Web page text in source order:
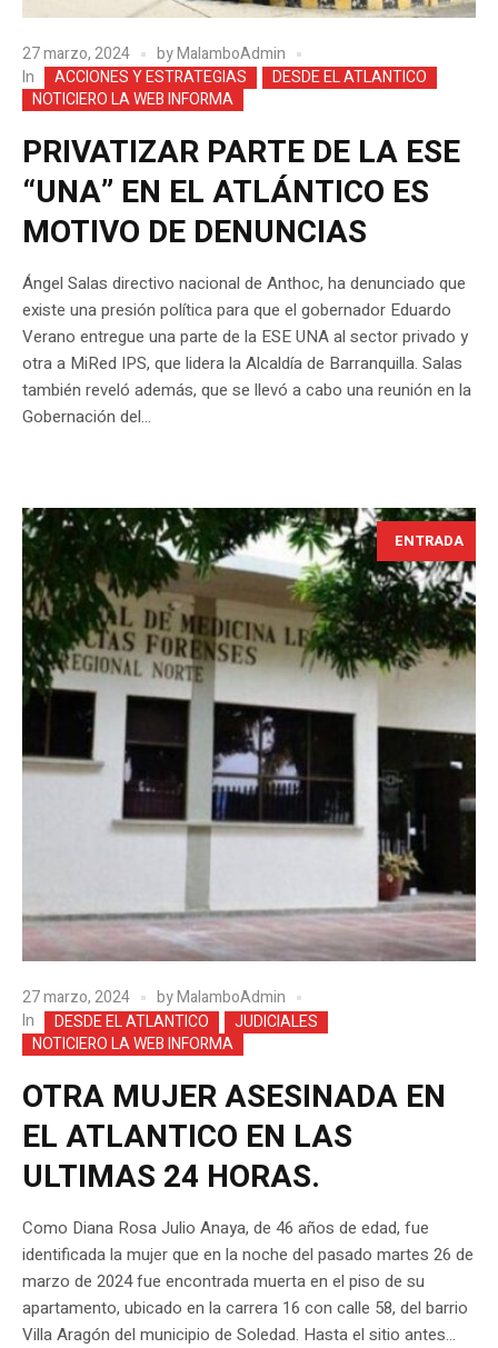
27 marzo, 2024 byMalamboAdmin
In
ACCIONES Y ESTRATEGIAS
DESDE EL ATLANTICO
NOTICIERO LA WEB INFORMA
PRIVATIZAR PARTE DE LA ESE
“UNA” EN EL ATLÁNTICO ES
MOTIVO DE DENUNCIAS
Ángel Salas directivo nacional de Anthoc, ha denunciado que
existe una presión política para que el gobernador Eduardo
Verano entregue una parte de la ESE UNA al sector privado y
otra a MiRed IPS, que lidera la Alcaldía de Barranquilla. Salas
también reveló además, que se llevó a cabo una reunión en la
Gobernación del...
ENTRADA
27 marzo, 2024 byMalamboAdmin
In
DESDE EL ATLANTICO
JUDICIALES
NOTICIERO LA WEB INFORMA
OTRA MUJER ASESINADA EN
EL ATLANTICO EN LAS
ULTIMAS 24 HORAS.
Como Diana Rosa Julio Anaya, de 46 años de edad, fue
identificada la mujer que en la noche del pasado martes 26 de
marzo de 2024 fue encontrada muerta en el piso de su
apartamento, ubicado en la carrera 16 con calle 58, del barrio
Villa Aragón del municipio de Soledad. Hasta el sitio antes...